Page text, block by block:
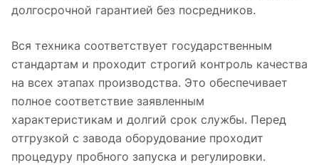
долгосрочной гарантией без посредников.
Вся техника соответствует государственным
стандартам и проходит строгий контроль качества
на всех этапах производства. Это обеспечивает
полное соответствие заявленным
характеристикам и долгий срок службы. Перед
отгрузкой с завода оборудование проходит
процедуру пробного запуска и регулировки.